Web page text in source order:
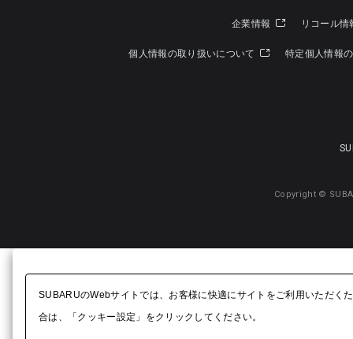
企業情報 リコール
個人情報の取り扱いについて 特定個人情報
Copyright ©
SUBARUのWebサイトでは、お客様に快適にサイトをご利用いただく
合は、「クッキー設定」をクリックしてください。​